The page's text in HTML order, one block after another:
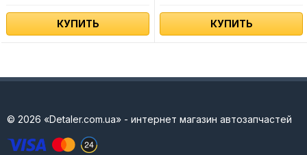
КУПИТЬ КУПИТЬ
© 2026 «Detaler.com.ua» - интернет магазин автозапчастей